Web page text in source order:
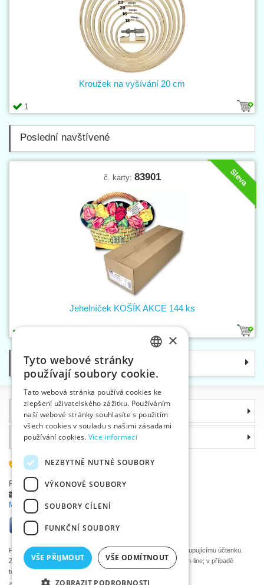
1
Kroužek na vyšívání 20 cm
Poslední navštívené
Sleva
č. karty: 83901
Jehelníček KOŠÍK AKCE 144 ks
Kategorie
Informace
Proč si zvolit právě nás
585 051 217
Plzeňská 868, 783 91 Uničov, Česká republika
Položit dotaz
Máte problémy s přihlášením ?
Podle zákona o evidenci tržeb je prodávající povinen vystavit kupujícímu účtenku.
Zároveň je povinen zaevidovat přijatou tržbu u správce daně on-line; v případě
technického výpadku pak nejpozději do 48 hodin.
ENGLISH
GERMAN
×
Tyto webové stránky
používají soubory cookie.
Tato webová stránka používá cookies ke
zlepšení uživatelského zážitku. Používáním
naší webové stránky souhlasíte s použitím
všech cookies v souladu s našimi zásadami
používání cookies. Více informací
NEZBYTNĚ NUTNÉ SOUBORY
VÝKONOVÉ SOUBORY
SOUBORY CÍLENÍ
FUNKČNÍ SOUBORY
VŠE PŘIJMOUT VŠE ODMÍTNOUT
ZOBRAZIT PODROBNOSTI